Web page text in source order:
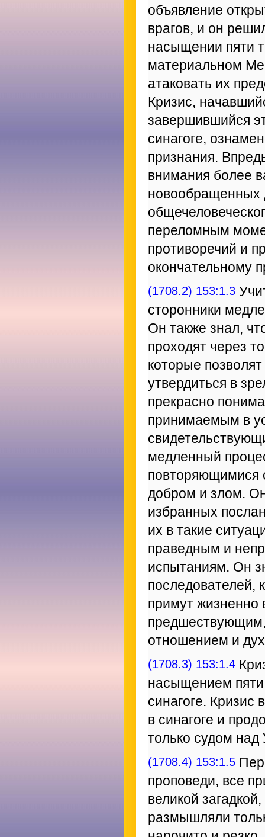
объявление
врагов, и он
насыщении пяти
материальном
атаковать их
Кризис,
завершившийся
синагоге,
признания.
внимания более
новообращенных
переломным
противоречий и
окончательному
(1708.2) 153:1.3
сторонники
Он также знал,
проходят через
которые
утвердиться в
прекрасно
принимаемым в
медленный
повторяющимися
добром и злом.
избранных
их в такие
праведным и
испытаниям. Он
последователей,
примут жизненно
отношением и
(1708.3) 153:1.4
насыщением пяти
синагоге. Кризис
в синагоге и
только судом
(1708.4) 153:1.5
проповеди, все
великой
размышляли